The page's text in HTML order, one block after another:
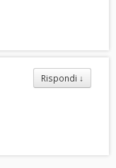
Rispondi ↓